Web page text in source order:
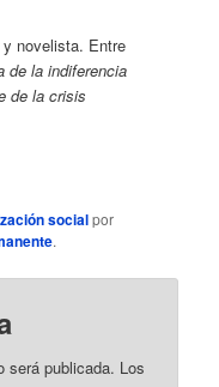
novelista. Entre
de la indiferencia
de la crisis
socialpor
.
será publicada. Los